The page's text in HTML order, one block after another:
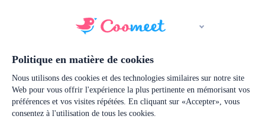
Politique en matière de cookies
Nous utilisons des cookies et des technologies similaires sur notre site
Web pour vous offrir l'expérience la plus pertinente en mémorisant vos
préférences et vos visites répétées. En cliquant sur «Accepter», vous
consentez à l'utilisation de tous les cookies.